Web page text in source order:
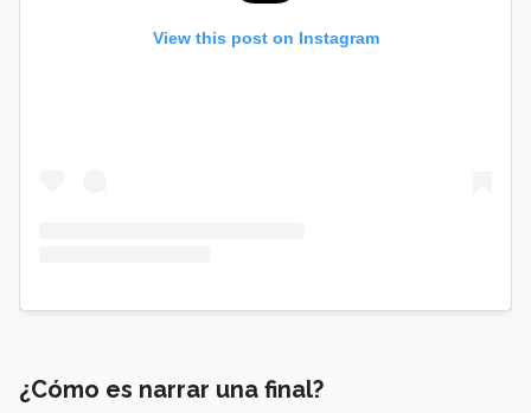
View this post on Instagram
¿Cómo es narrar una final?